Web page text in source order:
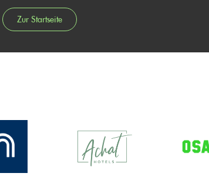
Zur Startseite